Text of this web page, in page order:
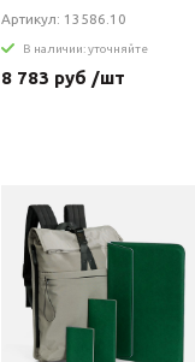
Артикул: 13586.10
В наличии: уточняйте
8 783 руб /шт